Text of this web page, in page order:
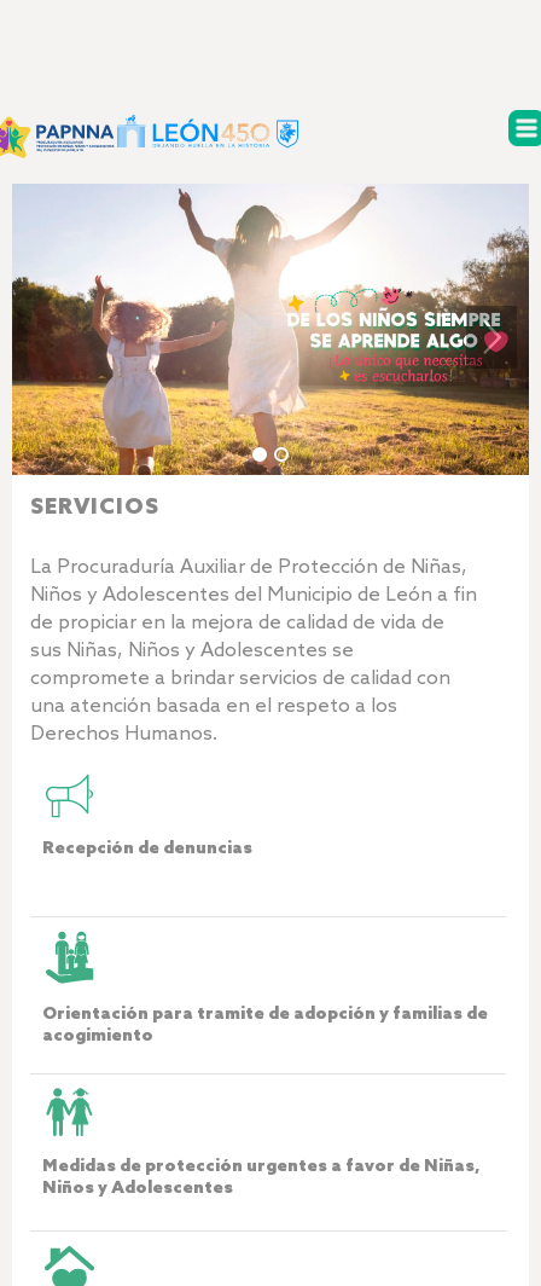
SERVICIOS
La Procuraduría Auxiliar de Protección de Niñas,
Niños y Adolescentes del Municipio de León a fin
de propiciar en la mejora de calidad de vida de
sus Niñas, Niños y Adolescentes se
compromete a brindar servicios de calidad con
una atención basada en el respeto a los
Derechos Humanos.
Recepción de denuncias
Orientación para tramite de adopción y familias de
acogimiento
Medidas de protección urgentes a favor de Niñas,
Niños y Adolescentes